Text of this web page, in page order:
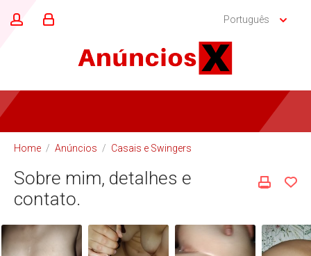
Português
Home / Anúncios / Casais e Swingers
Sobre mim, detalhes e
contato.